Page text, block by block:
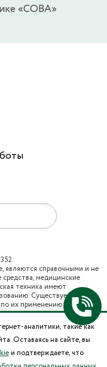
«СОВА»
являются справочными и не
медицинские
техника имеют
Существует
их применению и
в рамках
оказания гражданам
государственных
помощи (при
города).
аналитики, такие как
Оставаясь на сайте, вы
и подтверждаете, что